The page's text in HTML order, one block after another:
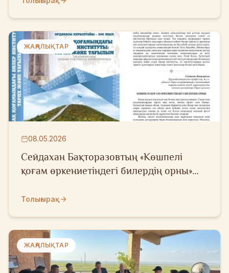
ЖАҢАЛЫҚТАР
08.05.2026
Сейдахан Бақторазовтың «Көшпелі
қоғам өркениетіндегі билердің орны»
Толығырақ
ЖАҢАЛЫҚТАР